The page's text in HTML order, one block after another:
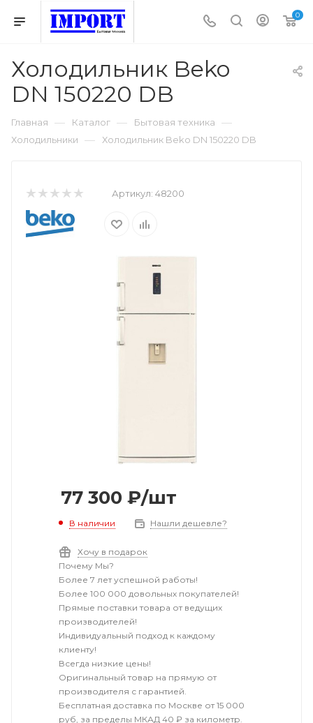
0
Холодильник Beko
DN 150220 DB
Главная — Каталог — Бытовая техника —
Холодильники — Холодильник Beko DN 150220 DB
Артикул: 48200
77 300 ₽/шт
В наличии Нашли дешевле?
Хочу в подарок
Почему Мы?
Более 7 лет успешной работы!
Более 100 000 довольных покупателей!
Прямые поставки товара от ведущих
производителей!
Индивидуальный подход к каждому
клиенту!
Всегда низкие цены!
Оригинальный товар на прямую от
производителя с гарантией.
Бесплатная доставка по Москве от 15 000
руб, за пределы МКАД 40 ₽ за километр.